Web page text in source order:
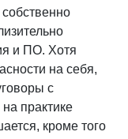
и ПО. Хотя
на себя,
с
практике
кроме того